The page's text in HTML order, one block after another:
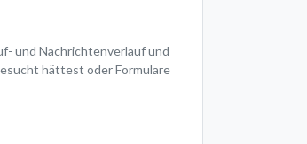
und Nachrichtenverlauf und
hättest oder Formulare